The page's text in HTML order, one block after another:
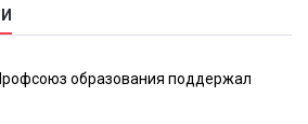
образования поддержал